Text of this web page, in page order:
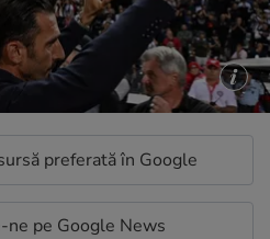
preferată în Google
ne pe Google News